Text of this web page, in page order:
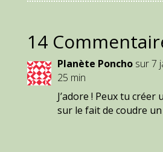
14
Planète Poncho sur 7
25 min
J’adore ! Peux tu
sur le fait de coudre